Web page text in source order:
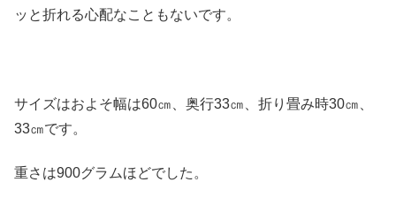
ッと折れる心配なこともないです。
サイズはおよそ幅は60㎝、奥行33㎝、折り畳み時30㎝、
33㎝です。
重さは900グラムほどでした。